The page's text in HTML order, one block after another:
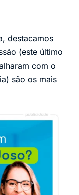
destacamos
(este último
com o
são os mais